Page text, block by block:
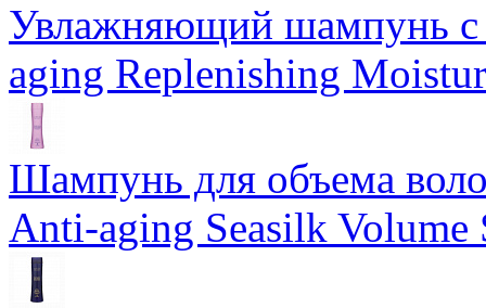
Увлажняющий шампунь
aging Replenishing
Шампунь для объема
Anti-aging Seasilk Volume